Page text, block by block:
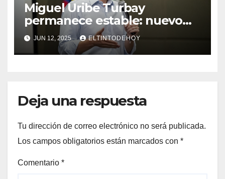
Miguel Uribe Turbay
permanece estable: nuevo
parte médico de la clínica
Santa Fe
JUN 12, 2025 ELTINTODEHOY
Deja una respuesta
Tu dirección de correo electrónico no será publicada.
Los campos obligatorios están marcados con *
Comentario *